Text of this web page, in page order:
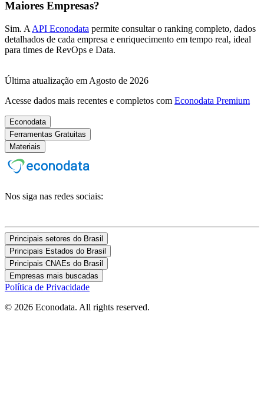
Maiores Empresas?
Sim. A API Econodata permite consultar o ranking completo, dados
detalhados de cada empresa e enriquecimento em tempo real, ideal
para times de RevOps e Data.
Última atualização em Agosto de 2026
Acesse dados mais recentes e completos com Econodata Premium
Econodata
Ferramentas Gratuitas
Materiais
Nos siga nas redes sociais:
Principais setores do Brasil
Principais Estados do Brasil
Principais CNAEs do Brasil
Empresas mais buscadas
Política de Privacidade
© 2026 Econodata. All rights reserved.